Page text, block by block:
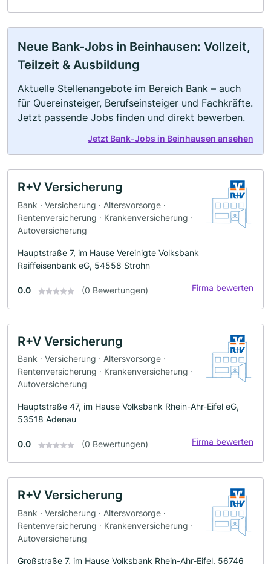
Neue Bank-Jobs in Beinhausen: Vollzeit,
Teilzeit & Ausbildung
Aktuelle Stellenangebote im Bereich Bank – auch
für Quereinsteiger, Berufseinsteiger und Fachkräfte.
Jetzt passende Jobs finden und direkt bewerben.
Jetzt Bank-Jobs in Beinhausen ansehen
R+V Versicherung
Bank · Versicherung · Altersvorsorge ·
Rentenversicherung · Krankenversicherung ·
Autoversicherung
Hauptstraße 7, im Hause Vereinigte Volksbank
Raiffeisenbank eG, 54558 Strohn
0.0 (0 Bewertungen) Firma bewerten
R+V Versicherung
Bank · Versicherung · Altersvorsorge ·
Rentenversicherung · Krankenversicherung ·
Autoversicherung
Hauptstraße 47, im Hause Volksbank Rhein-Ahr-Eifel eG,
53518 Adenau
0.0 (0 Bewertungen) Firma bewerten
R+V Versicherung
Bank · Versicherung · Altersvorsorge ·
Rentenversicherung · Krankenversicherung ·
Autoversicherung
Großstraße 7, im Hause Volksbank Rhein-Ahr-Eifel, 56746